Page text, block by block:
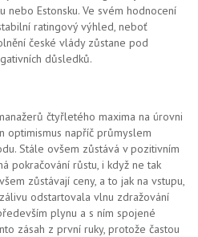
nebo Estonsku. Ve svém hodnocení
ratingový výhled, neboť
české vlády zůstane pod
důsledků.
čtyřletého maxima na úrovni
optimismus napříč průmyslem
Stále ovšem zůstává v pozitivním
pokračování růstu, i když ne tak
zůstávají ceny, a to jak na vstupu,
odstartovala vlnu zdražování
plynu a s ním spojené
zásah z první ruky, protože častou